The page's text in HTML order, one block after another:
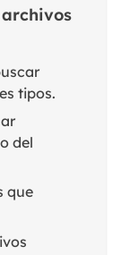
tipos.
del
que